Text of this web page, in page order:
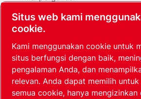
Kapasitas
Daya pendingin dan daya
Waktu regenerasi
Throughput dan aliran pV
Kecepatan pompa
Masa pakai atau durasi
Tekanan awal
Situs web kami
cookie.
Kami menggunakan cookie untuk
situs berfungsi dengan baik,
pengalaman Anda, dan
relevan. Anda dapat memilih untuk
semua cookie, hanya mengizinkan